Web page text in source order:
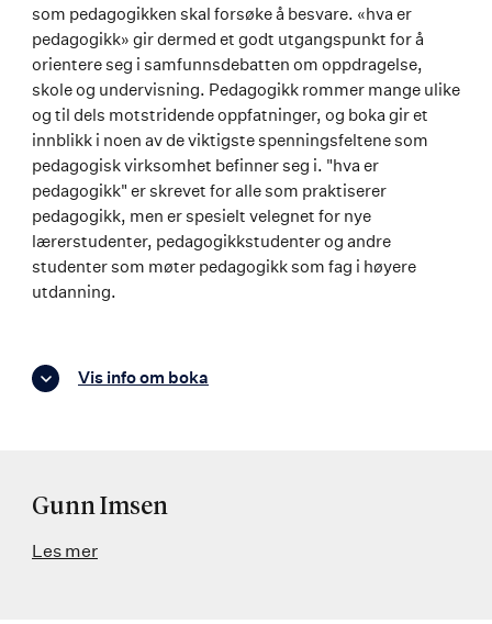
som pedagogikken skal forsøke å besvare. «hva er
pedagogikk» gir dermed et godt utgangspunkt for å
orientere seg i samfunnsdebatten om oppdragelse,
skole og undervisning. Pedagogikk rommer mange ulike
og til dels motstridende oppfatninger, og boka gir et
innblikk i noen av de viktigste spenningsfeltene som
pedagogisk virksomhet befinner seg i. "hva er
pedagogikk" er skrevet for alle som praktiserer
pedagogikk, men er spesielt velegnet for nye
lærerstudenter, pedagogikkstudenter og andre
studenter som møter pedagogikk som fag i høyere
utdanning.
Vis info om boka
Gunn Imsen
Les mer